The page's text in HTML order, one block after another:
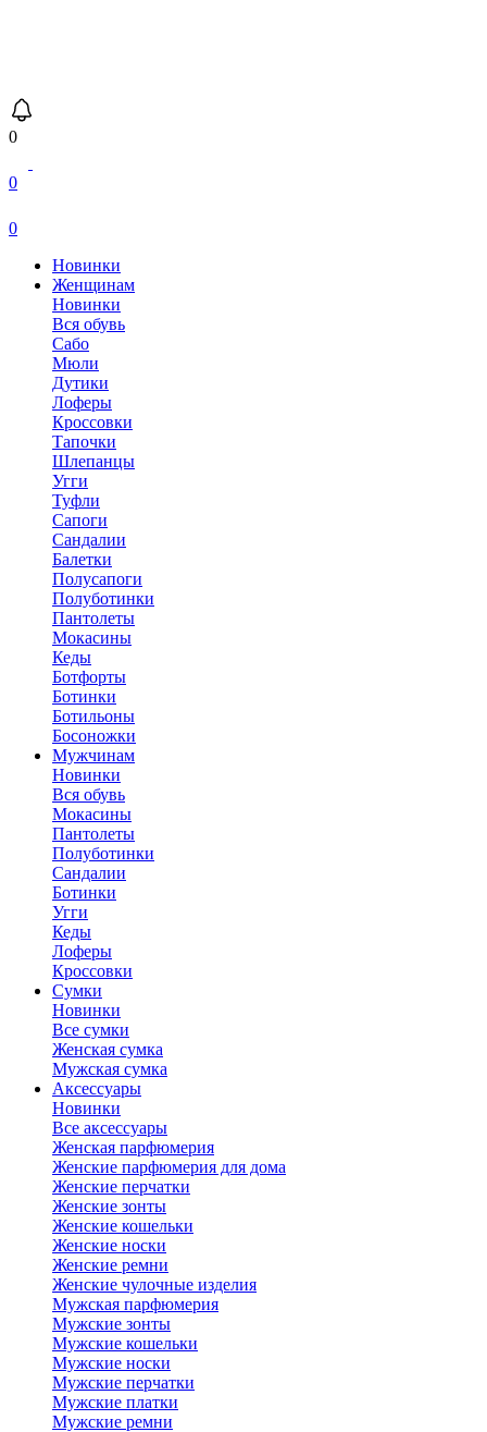
0
0
0
Новинки
Женщинам
Новинки
Вся обувь
Сабо
Мюли
Дутики
Лоферы
Кроссовки
Тапочки
Шлепанцы
Угги
Туфли
Сапоги
Сандалии
Балетки
Полусапоги
Полуботинки
Пантолеты
Мокасины
Кеды
Ботфорты
Ботинки
Ботильоны
Босоножки
Мужчинам
Новинки
Вся обувь
Мокасины
Пантолеты
Полуботинки
Сандалии
Ботинки
Угги
Кеды
Лоферы
Кроссовки
Сумки
Новинки
Все сумки
Женская сумка
Мужская сумка
Аксессуары
Новинки
Все аксессуары
Женская парфюмерия
Женские парфюмерия для дома
Женские перчатки
Женские зонты
Женские кошельки
Женские носки
Женские ремни
Женские чулочные изделия
Мужская парфюмерия
Мужские зонты
Мужские кошельки
Мужские носки
Мужские перчатки
Мужские платки
Мужские ремни